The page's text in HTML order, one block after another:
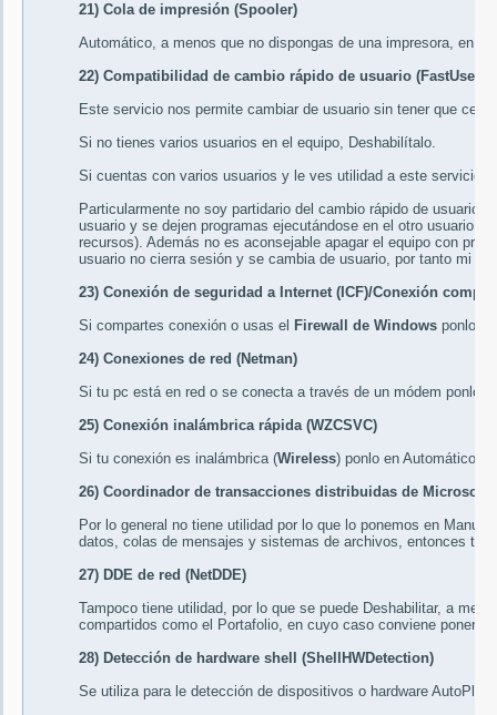
21) Cola de impresión (Spooler)
Automático, a menos que no dispongas de una impresora, en
22) Compatibilidad de cambio rápido de usuario
Este servicio nos permite cambiar de usuario sin tener que
Si no tienes varios usuarios en el equipo, Deshabilítalo.
Si cuentas con varios usuarios y le ves utilidad a este servicio,
Particularmente no soy partidario del cambio rápido de usuario,
usuario y se dejen programas ejecutándose en el otro usuario
recursos). Además no es aconsejable apagar el equipo con
usuario no cierra sesión y se cambia de usuario, por tanto mi
23) Conexión de seguridad a Internet (ICF)/Conexión
Si compartes conexión o usas el Firewall de Windows ponlo
24) Conexiones de red (Netman)
Si tu pc está en red o se conecta a través de un módem ponlo
25) Conexión inalámbrica rápida (WZCSVC)
Si tu conexión es inalámbrica (Wireless) ponlo en Automático
26) Coordinador de transacciones distribuidas de Microsoft
Por lo general no tiene utilidad por lo que lo ponemos en Manual
datos, colas de mensajes y sistemas de archivos, entonces te
27) DDE de red (NetDDE)
Tampoco tiene utilidad, por lo que se puede Deshabilitar, a
compartidos como el Portafolio, en cuyo caso conviene ponerlo
28) Detección de hardware shell (ShellHWDetection)
Se utiliza para le detección de dispositivos o hardware